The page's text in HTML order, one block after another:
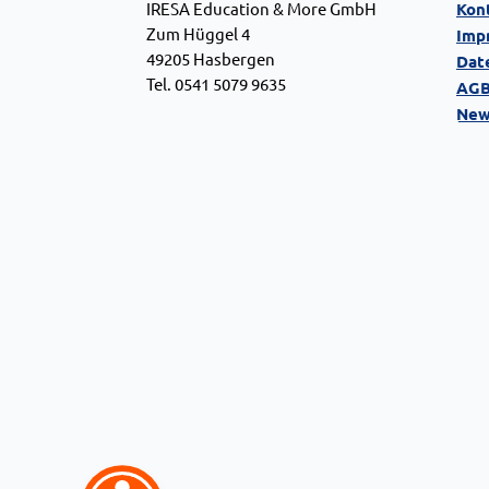
IRESA Education & More GmbH
Zum Hüggel 4
49205 Hasbergen
Tel. 0541 5079 9635